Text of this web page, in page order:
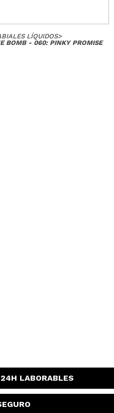
LÍQUIDOS>
BOMB - 060: PINKY PROMISE
24H LABORABLES